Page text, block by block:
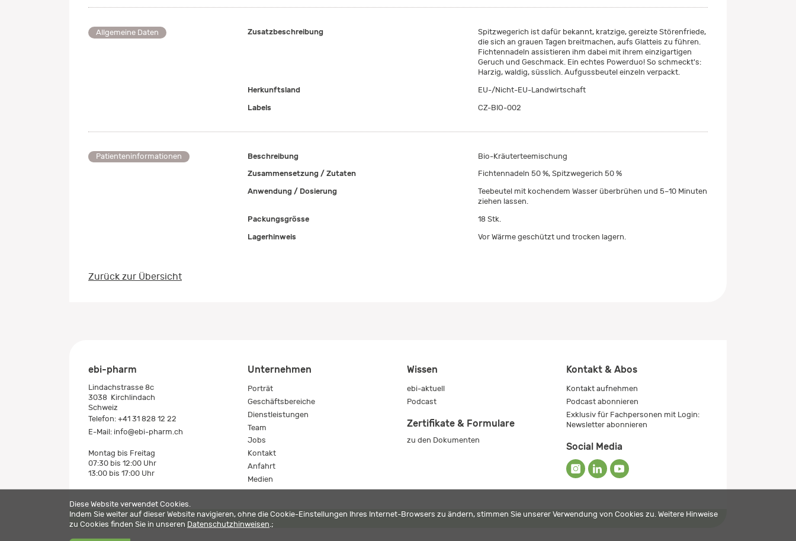
Allgemeine Daten Zusatzbeschreibung
Spitzwegerich ist dafür bekannt, kratzige, gereizte Störenfriede,
die sich an grauen Tagen breitmachen, aufs Glatteis zu führen.
Fichtennadeln assistieren ihm dabei mit ihrem einzigartigen
Geruch und Geschmack. Ein echtes Powerduo! So schmeckt's:
Harzig, waldig, süsslich. Aufgussbeutel einzeln verpackt.
Herkunftsland
EU-/Nicht-EU-Landwirtschaft
Labels
CZ-BIO-002
Patienteninformationen Beschreibung
Bio-Kräuterteemischung
Zusammensetzung / Zutaten
Fichtennadeln 50 %, Spitzwegerich 50 %
Anwendung / Dosierung
Teebeutel mit kochendem Wasser überbrühen und 5–10 Minuten
ziehen lassen.
Packungsgrösse
18 Stk.
Lagerhinweis
Vor Wärme geschützt und trocken lagern.
Zurück zur Übersicht
ebi-pharm
Lindachstrasse 8c
3038 Kirchlindach
Schweiz
Telefon: +41 31 828 12 22
E-Mail: info@ebi-pharm.ch
Montag bis Freitag
07:30 bis 12:00 Uhr
13:00 bis 17:00 Uhr
Unternehmen
Porträt
Geschäftsbereiche
Dienstleistungen
Team
Jobs
Kontakt
Anfahrt
Medien
Wissen
ebi-aktuell
Podcast
Zertifikate & Formulare
zu den Dokumenten
Kontakt & Abos
Kontakt aufnehmen
Podcast abonnieren
Exklusiv für Fachpersonen mit Login:
Newsletter abonnieren
Social Media
Impressum Datenschutz © 2026 ebi-pharm ag
Diese Website verwendet Cookies.
Indem Sie weiter auf dieser Website navigieren, ohne die Cookie-Einstellungen Ihres Internet-Browsers zu ändern, stimmen Sie unserer Verwendung von Cookies zu. Weitere Hinweise
zu Cookies finden Sie in unseren Datenschutzhinweisen .;